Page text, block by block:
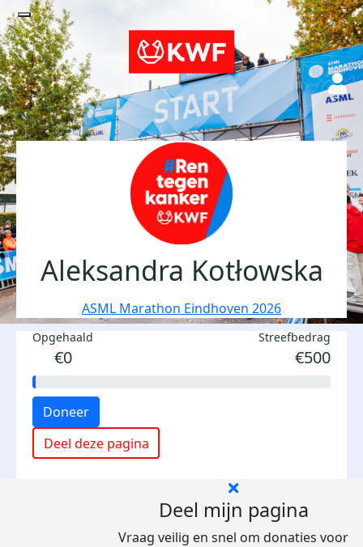
Aleksandra Kotłowska
ASML Marathon Eindhoven 2026
Opgehaald
€0
Streefbedrag
€500
Doneer
Deel deze pagina
Deel mijn pagina
Vraag veilig en snel om donaties voor